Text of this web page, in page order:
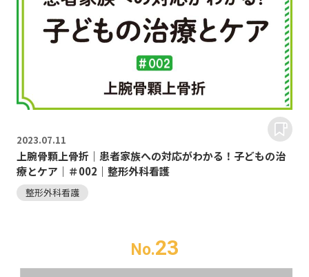
2023.07.11
上腕骨顆上骨折｜患者家族への対応がわかる！子どもの治
療とケア｜＃002｜整形外科看護
整形外科看護
No.23